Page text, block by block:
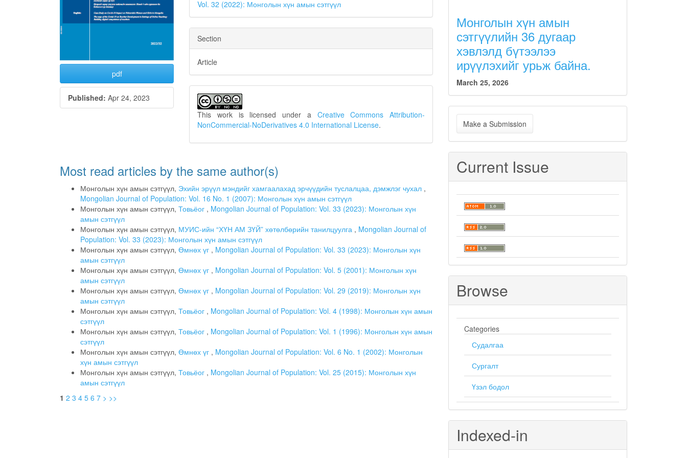
pdf
Published: Apr 24, 2023
Vol. 32 (2022): Монголын хүн амын сэтгүүл
Section
Article
This work is licensed under a Creative Commons Attribution-
NonCommercial-NoDerivatives 4.0 International License.
Most read articles by the same author(s)
Монголын хүн амын сэтгүүл, Эхийн эрүүл мэндийг хамгаалахад эрчүүдийн туслалцаа, дэмжлэг чухал ,
Mongolian Journal of Population: Vol. 16 No. 1 (2007): Монголын хүн амын сэтгүүл
Монголын хүн амын сэтгүүл, Товьёог , Mongolian Journal of Population: Vol. 33 (2023): Монголын хүн
амын сэтгүүл
Монголын хүн амын сэтгүүл, МУИС-ийн “ХҮН АМ ЗҮЙ” хөтөлбөрийн танилцуулга , Mongolian Journal of
Population: Vol. 33 (2023): Монголын хүн амын сэтгүүл
Монголын хүн амын сэтгүүл, Өмнөх үг , Mongolian Journal of Population: Vol. 33 (2023): Монголын хүн
амын сэтгүүл
Монголын хүн амын сэтгүүл, Өмнөх үг , Mongolian Journal of Population: Vol. 5 (2001): Монголын хүн
амын сэтгүүл
Монголын хүн амын сэтгүүл, Өмнөх үг , Mongolian Journal of Population: Vol. 29 (2019): Монголын хүн
амын сэтгүүл
Монголын хүн амын сэтгүүл, Товьёог , Mongolian Journal of Population: Vol. 4 (1998): Монголын хүн амын
сэтгүүл
Монголын хүн амын сэтгүүл, Товьёог , Mongolian Journal of Population: Vol. 1 (1996): Монголын хүн амын
сэтгүүл
Монголын хүн амын сэтгүүл, Өмнөх үг , Mongolian Journal of Population: Vol. 6 No. 1 (2002): Монголын
хүн амын сэтгүүл
Монголын хүн амын сэтгүүл, Товьёог , Mongolian Journal of Population: Vol. 25 (2015): Монголын хүн
амын сэтгүүл
1 2 3 4 5 6 7 > >>
Монголын хүн амын
сэтгүүлийн 36 дугаар
хэвлэлд бүтээлээ
ирүүлэхийг урьж байна.
March 25, 2026
Make
a
Submission
Make a Submission
Current Issue
Browse
Categories
Судалгаа
Сургалт
Үзэл бодол
Indexed-in